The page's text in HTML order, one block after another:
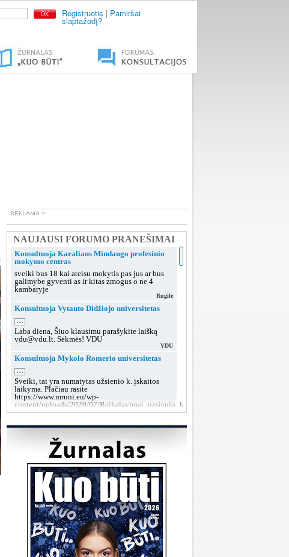
Registruotis | Pamiršai
slaptažodį?
Konsultuoja Karaliaus Mindaugo profesinio
mokymo centras
sveiki bus 18 kai ateisu mokytis pas jus ar bus
galimybe gyventi as ir kitas zmogus o ne 4
kambaryje
Rugile
Konsultuoja Vytauto Didžiojo universitetas
...
Laba diena, Šiuo klausimu parašykite laišką
vdu@vdu.lt. Sėkmės! VDU
VDU
Konsultuoja Mykolo Romerio universitetas
...
Sveiki, tai yra numatytas užsienio k. įskaitos
laikyma. Plačiau rasite
https://www.mruni.eu/wp-
content/uploads/2020/07/Reikalavimai_uzsienio_kalbos_iskaitai_2018.pdf
MRU konsultacijos
Konsultuoja Lietuvos sveikatos mokslų
Laba diena, tokiu klausimu rekomenduojame po
sutarties pasirašymo kreiptis į dekanatą prieš
grupių suformavimą arba teikti prašymą dėl
grupės keitimo, kai grupės jau bus aiškios.
LSMU SRT
Konsultuoja Klaipėdos valstybinė kolegija
Laba diena, taip, galite susisiekti su mumis šiais
kontaktais:
https://www.kvk.lt/stojantiesiems/priemimas-i-
studijas/
KVK
NAUJAUSI FORUMO PRANEŠIMAI